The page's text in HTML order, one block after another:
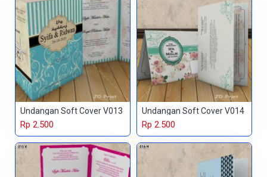
Undangan Soft Cover V013
Rp 2.500
Undangan Soft Cover V014
Rp 2.500